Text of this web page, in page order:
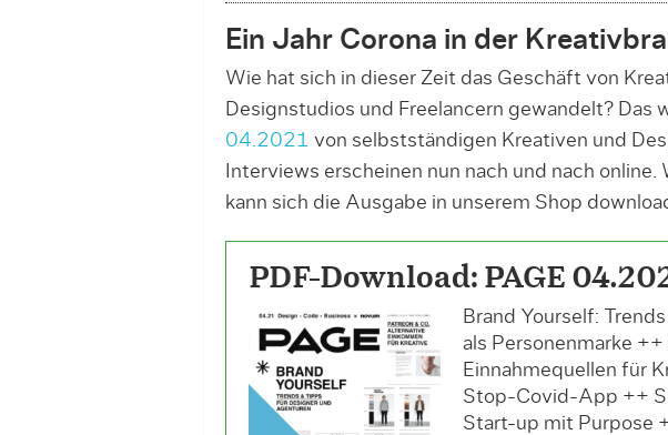
Ein Jahr Corona in der
Wie hat sich in dieser Zeit das Geschäft von
Designstudios und Freelancern gewandelt? Das
04.2021 von selbstständigen Kreativen und
Interviews erscheinen nun nach und nach
kann sich die Ausgabe in unserem Shop
PDF-Download: PAGE
Brand Yourself:
als Personenmarke
Einnahmequellen für
Stop-Covid-App ++
Start-up mit Purpose